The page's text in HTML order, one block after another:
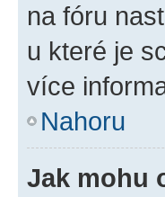
na fóru
u které je
více
Nahoru
Jak mohu